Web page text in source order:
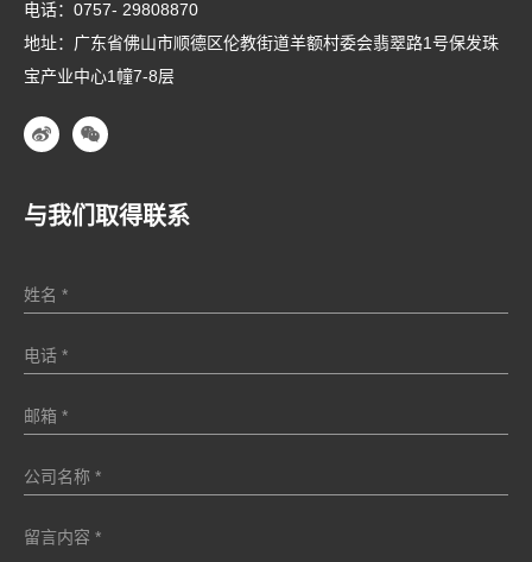
电话： 0757- 29808870
地址：广东省佛山市顺德区伦教街道羊额村委会翡翠路1号保发珠
宝产业中心1幢7-8层
与我们取得联系